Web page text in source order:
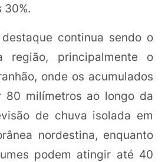
30%.
continua sendo o
região, principalmente o
onde os acumulados
80 milímetros ao longo da
de chuva isolada em
nordestina, enquanto
podem atingir até 40